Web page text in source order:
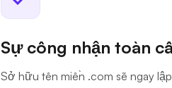
Sự công nhận toàn
Sở hữu tên miền .com sẽ ngay